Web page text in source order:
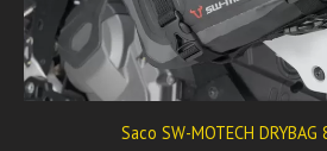
Saco SW-MOTECH DRYBAG